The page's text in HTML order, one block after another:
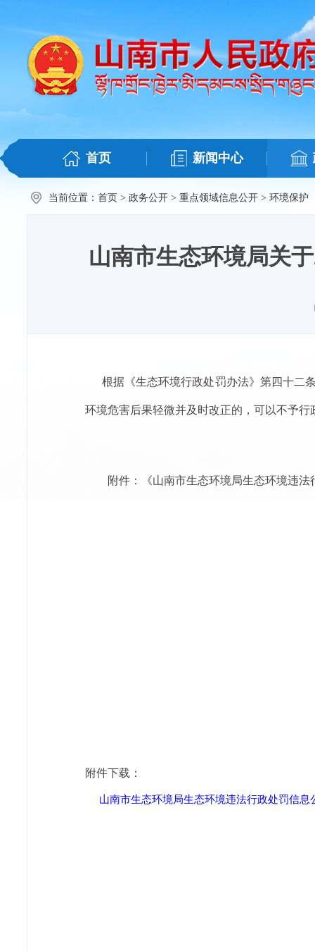
首页 新闻中心
当前位置： 首页 > 政务公开 > 重点领域信息公开 > 环境保护
山南市生态环境局关
根据《生态环境行政处罚办法》第四十二
环境危害后果轻微并及时改正的，可以不予
附件：《山南市生态环境局生态环境违法
附件下载：
山南市生态环境局生态环境违法行政处罚信息